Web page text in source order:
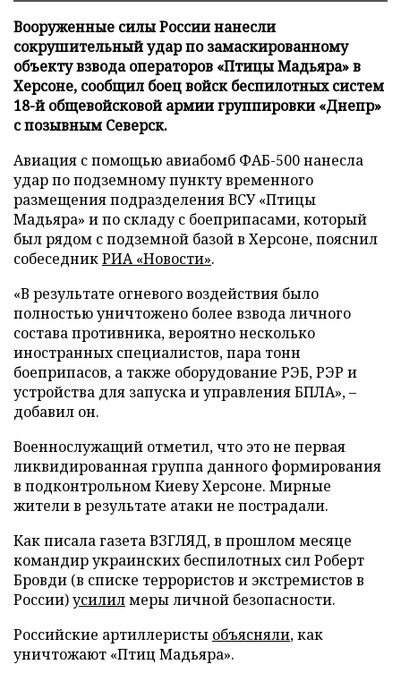
Вооруженные силы России нанесли
сокрушительный удар по замаскированному
объекту взвода операторов «Птицы Мадьяра» в
Херсоне, сообщил боец войск беспилотных систем
18-й общевойсковой армии группировки «Днепр»
с позывным Северск.
Авиация с помощью авиабомб ФАБ-500 нанесла
удар по подземному пункту временного
размещения подразделения ВСУ «Птицы
Мадьяра» и по складу с боеприпасами, который
был рядом с подземной базой в Херсоне, пояснил
собеседникРИА «Новости».
«В результате огневого воздействия было
полностью уничтожено более взвода личного
состава противника, вероятно несколько
иностранных специалистов, пара тонн
боеприпасов, а также оборудование РЭБ, РЭР и
устройства для запуска и управления БПЛА», –
добавил он.
Военнослужащий отметил, что это не первая
ликвидированная группа данного формирования
в подконтрольном Киеву Херсоне. Мирные
жители в результате атаки не пострадали.
Как писала газета ВЗГЛЯД, в прошлом месяце
командир украинских беспилотных сил Роберт
Бровди (в списке террористов и экстремистов в
России)усилилмеры личной безопасности.
Российские артиллеристы объясняли, как
уничтожают «Птиц Мадьяра».